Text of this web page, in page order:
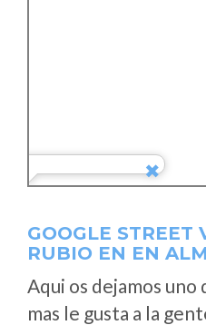
GOOGLE STREET
RUBIO EN EN
Aqui os dejamos uno
mas le gusta a la